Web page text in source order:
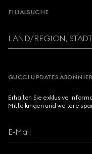
FILIALSUCHE
LAND/REGION, STADT
GUCCI UPDATES
Erhalten Sie exklusive
Mitteilungen und weitere
E-Mail